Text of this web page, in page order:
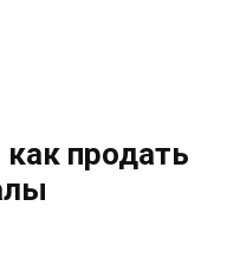
продать